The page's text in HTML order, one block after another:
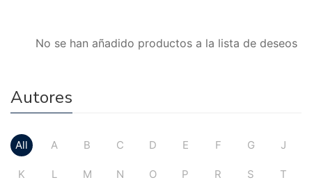
No se han añadido productos a la lista de deseos
Autores
All A B C D E F G J
K L M N O P R S T